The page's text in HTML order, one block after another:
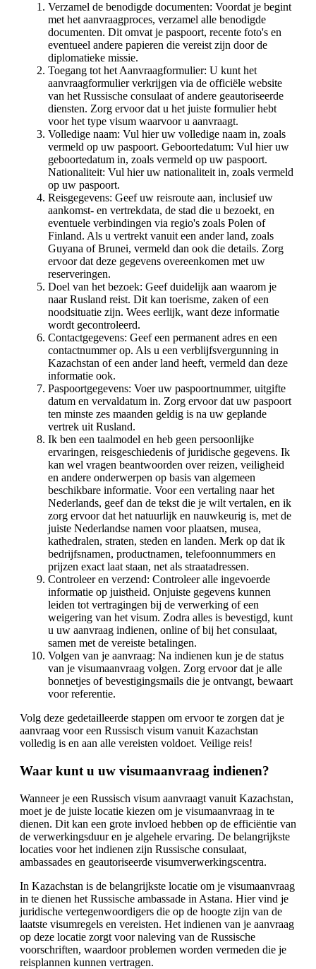
Verzamel de benodigde documenten: Voordat je begint
met het aanvraagproces, verzamel alle benodigde
documenten. Dit omvat je paspoort, recente foto's en
eventueel andere papieren die vereist zijn door de
diplomatieke missie.
Toegang tot het Aanvraagformulier: U kunt het
aanvraagformulier verkrijgen via de officiële website
van het Russische consulaat of andere geautoriseerde
diensten. Zorg ervoor dat u het juiste formulier hebt
voor het type visum waarvoor u aanvraagt.
Volledige naam: Vul hier uw volledige naam in, zoals
vermeld op uw paspoort. Geboortedatum: Vul hier uw
geboortedatum in, zoals vermeld op uw paspoort.
Nationaliteit: Vul hier uw nationaliteit in, zoals vermeld
op uw paspoort.
Reisgegevens: Geef uw reisroute aan, inclusief uw
aankomst- en vertrekdata, de stad die u bezoekt, en
eventuele verbindingen via regio's zoals Polen of
Finland. Als u vertrekt vanuit een ander land, zoals
Guyana of Brunei, vermeld dan ook die details. Zorg
ervoor dat deze gegevens overeenkomen met uw
reserveringen.
Doel van het bezoek: Geef duidelijk aan waarom je
naar Rusland reist. Dit kan toerisme, zaken of een
noodsituatie zijn. Wees eerlijk, want deze informatie
wordt gecontroleerd.
Contactgegevens: Geef een permanent adres en een
contactnummer op. Als u een verblijfsvergunning in
Kazachstan of een ander land heeft, vermeld dan deze
informatie ook.
Paspoortgegevens: Voer uw paspoortnummer, uitgifte
datum en vervaldatum in. Zorg ervoor dat uw paspoort
ten minste zes maanden geldig is na uw geplande
vertrek uit Rusland.
Ik ben een taalmodel en heb geen persoonlijke
ervaringen, reisgeschiedenis of juridische gegevens. Ik
kan wel vragen beantwoorden over reizen, veiligheid
en andere onderwerpen op basis van algemeen
beschikbare informatie. Voor een vertaling naar het
Nederlands, geef dan de tekst die je wilt vertalen, en ik
zorg ervoor dat het natuurlijk en nauwkeurig is, met de
juiste Nederlandse namen voor plaatsen, musea,
kathedralen, straten, steden en landen. Merk op dat ik
bedrijfsnamen, productnamen, telefoonnummers en
prijzen exact laat staan, net als straatadressen.
Controleer en verzend: Controleer alle ingevoerde
informatie op juistheid. Onjuiste gegevens kunnen
leiden tot vertragingen bij de verwerking of een
weigering van het visum. Zodra alles is bevestigd, kunt
u uw aanvraag indienen, online of bij het consulaat,
samen met de vereiste betalingen.
Volgen van je aanvraag: Na indienen kun je de status
van je visumaanvraag volgen. Zorg ervoor dat je alle
bonnetjes of bevestigingsmails die je ontvangt, bewaart
voor referentie.
Volg deze gedetailleerde stappen om ervoor te zorgen dat je
aanvraag voor een Russisch visum vanuit Kazachstan
volledig is en aan alle vereisten voldoet. Veilige reis!
Waar kunt u uw visumaanvraag indienen?
Wanneer je een Russisch visum aanvraagt vanuit Kazachstan,
moet je de juiste locatie kiezen om je visumaanvraag in te
dienen. Dit kan een grote invloed hebben op de efficiëntie van
de verwerkingsduur en je algehele ervaring. De belangrijkste
locaties voor het indienen zijn Russische consulaat,
ambassades en geautoriseerde visumverwerkingscentra.
In Kazachstan is de belangrijkste locatie om je visumaanvraag
in te dienen het Russische ambassade in Astana. Hier vind je
juridische vertegenwoordigers die op de hoogte zijn van de
laatste visumregels en vereisten. Het indienen van je aanvraag
op deze locatie zorgt voor naleving van de Russische
voorschriften, waardoor problemen worden vermeden die je
reisplannen kunnen vertragen.